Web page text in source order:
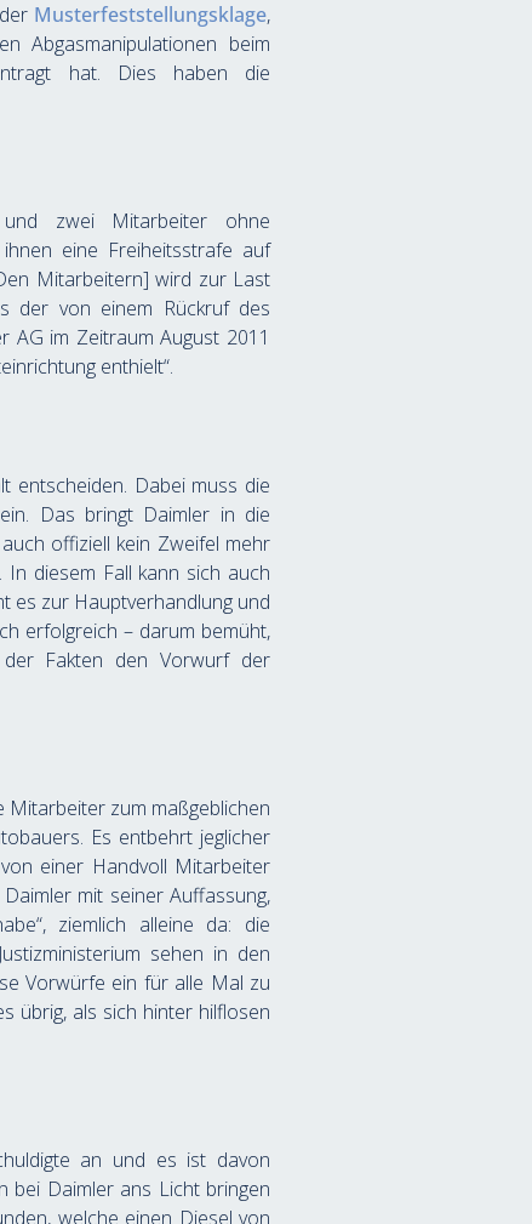
Musterfeststellungsklage,
Abgasmanipulationen beim
hat. Dies haben die
zwei Mitarbeiter ohne
eine Freiheitsstrafe auf
Mitarbeitern] wird zur Last
der von einem Rückruf des
AG im Zeitraum August 2011
enthielt“.
entscheiden. Dabei muss die
Das bringt Daimler in die
offiziell kein Zweifel mehr
diesem Fall kann sich auch
es zur Hauptverhandlung und
erfolgreich – darum bemüht,
der Fakten den Vorwurf der
Mitarbeiter zum maßgeblichen
Es entbehrt jeglicher
einer Handvoll Mitarbeiter
mit seiner Auffassung,
ziemlich alleine da: die
sehen in den
Vorwürfe ein für alle Mal zu
übrig, als sich hinter hilflosen
an und es ist davon
bei Daimler ans Licht bringen
welche einen Diesel von